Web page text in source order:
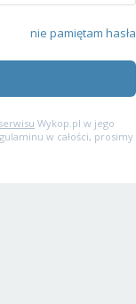
nie pamiętam hasła
Wykop.pl w jego
w całości, prosimy